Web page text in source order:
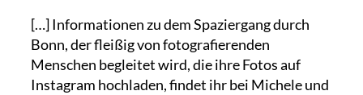
[…] Informationen zu dem Spaziergang durch
Bonn, der fleißig von fotografierenden
Menschen begleitet wird, die ihre Fotos auf
Instagram hochladen, findet ihr bei Michele und